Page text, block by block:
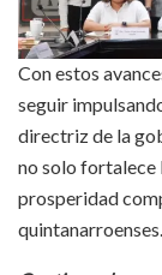
Con estos
seguir
directriz de la
no solo fortalece
prosperidad
quintanarroenses.